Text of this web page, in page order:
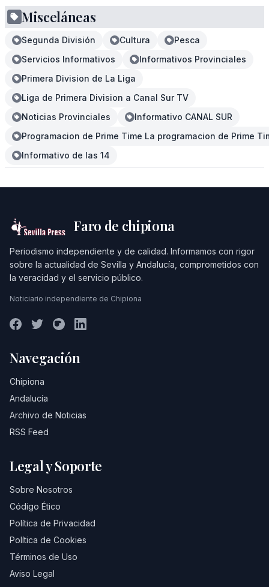
Misceláneas
Segunda División Cultura
Pesca
Servicios Informativos
Informativos Provinciales
Primera Division de La Liga
Liga de Primera Division a Canal Sur TV
Noticias Provinciales
Informativo CANAL SUR
Programacion de Prime Time La programacion de Prime
Informativo de las 14
Faro de chipiona
Periodismo independiente y de calidad. Informamos con rigor
sobre la actualidad de Sevilla y Andalucía, comprometidos con
la veracidad y el servicio público.
Noticiario independiente de Chipiona
Navegación
Chipiona
Andalucía
Archivo de Noticias
RSS Feed
Legal y Soporte
Sobre Nosotros
Código Ético
Política de Privacidad
Política de Cookies
Términos de Uso
Aviso Legal